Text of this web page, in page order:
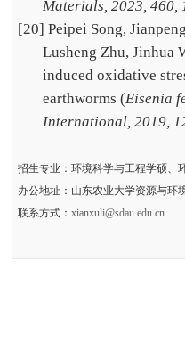
Materials, 2023, 460,
[20] Peipei Song,
Lusheng Zhu, Jinhua
induced oxidative
earthworms (Eisenia
International, 2019,
招生专业：环境科学与工程学硕、
办公地址：山东农业大学资源与环
联系方式：xianxuli@sdau.edu.cn